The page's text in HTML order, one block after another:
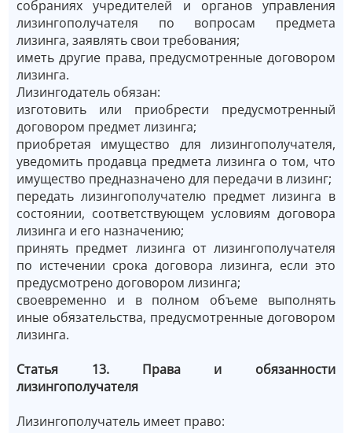
собраниях учредителей и органов управления
лизингополучателя по вопросам предмета
лизинга, заявлять свои требования;
иметь другие права, предусмотренные договором
лизинга.
Лизингодатель обязан:
изготовить или приобрести предусмотренный
договором предмет лизинга;
приобретая имущество для лизингополучателя,
уведомить продавца предмета лизинга о том, что
имущество предназначено для передачи в лизинг;
передать лизингополучателю предмет лизинга в
состоянии, соответствующем условиям договора
лизинга и его назначению;
принять предмет лизинга от лизингополучателя
по истечении срока договора лизинга, если это
предусмотрено договором лизинга;
своевременно и в полном объеме выполнять
иные обязательства, предусмотренные договором
лизинга.
Статья 13. Права и обязанности
лизингополучателя
Лизингополучатель имеет право: